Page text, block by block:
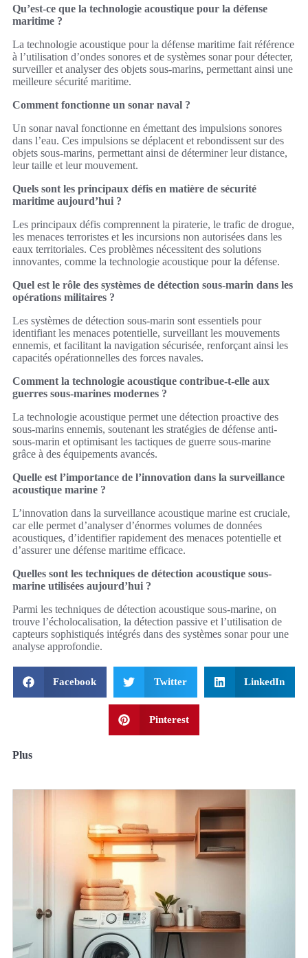
Qu’est-ce que la technologie acoustique pour la défense
maritime ?
La technologie acoustique pour la défense maritime fait référence
à l’utilisation d’ondes sonores et de systèmes sonar pour détecter,
surveiller et analyser des objets sous-marins, permettant ainsi une
meilleure sécurité maritime.
Comment fonctionne un sonar naval ?
Un sonar naval fonctionne en émettant des impulsions sonores
dans l’eau. Ces impulsions se déplacent et rebondissent sur des
objets sous-marins, permettant ainsi de déterminer leur distance,
leur taille et leur mouvement.
Quels sont les principaux défis en matière de sécurité
maritime aujourd’hui ?
Les principaux défis comprennent la piraterie, le trafic de drogue,
les menaces terroristes et les incursions non autorisées dans les
eaux territoriales. Ces problèmes nécessitent des solutions
innovantes, comme la technologie acoustique pour la défense.
Quel est le rôle des systèmes de détection sous-marin dans les
opérations militaires ?
Les systèmes de détection sous-marin sont essentiels pour
identifiant les menaces potentielle, surveillant les mouvements
ennemis, et facilitant la navigation sécurisée, renforçant ainsi les
capacités opérationnelles des forces navales.
Comment la technologie acoustique contribue-t-elle aux
guerres sous-marines modernes ?
La technologie acoustique permet une détection proactive des
sous-marins ennemis, soutenant les stratégies de défense anti-
sous-marin et optimisant les tactiques de guerre sous-marine
grâce à des équipements avancés.
Quelle est l’importance de l’innovation dans la surveillance
acoustique marine ?
L’innovation dans la surveillance acoustique marine est cruciale,
car elle permet d’analyser d’énormes volumes de données
acoustiques, d’identifier rapidement des menaces potentielle et
d’assurer une défense maritime efficace.
Quelles sont les techniques de détection acoustique sous-
marine utilisées aujourd’hui ?
Parmi les techniques de détection acoustique sous-marine, on
trouve l’écholocalisation, la détection passive et l’utilisation de
capteurs sophistiqués intégrés dans des systèmes sonar pour une
analyse approfondie.
Facebook Twitter LinkedIn
Pinterest
Plus